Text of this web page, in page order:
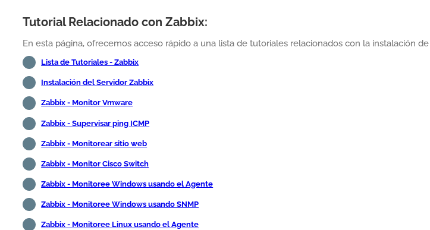
Tutorial Relacionado con Zabbix:
En esta página, ofrecemos acceso rápido a una lista de tutoriales relacionados con la instalación de
Lista de Tutoriales - Zabbix
Instalación del Servidor Zabbix
Zabbix - Monitor Vmware
Zabbix - Supervisar ping ICMP
Zabbix - Monitorear sitio web
Zabbix - Monitor Cisco Switch
Zabbix - Monitoree Windows usando el Agente
Zabbix - Monitoree Windows usando SNMP
Zabbix - Monitoree Linux usando el Agente